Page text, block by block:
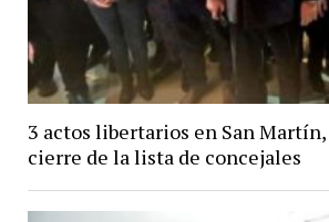
3 actos libertarios en San Martín,
cierre de la lista de concejales